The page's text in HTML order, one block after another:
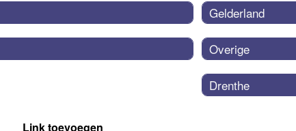
Gelderland
Overige
Drenthe
Link toevoegen